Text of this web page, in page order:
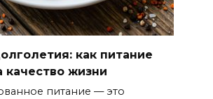
как питание
качество жизни
питание — это